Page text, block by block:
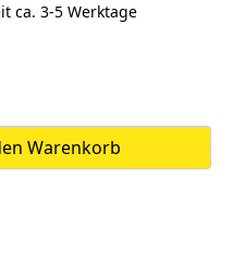
ca. 3-5 Werktage
Warenkorb